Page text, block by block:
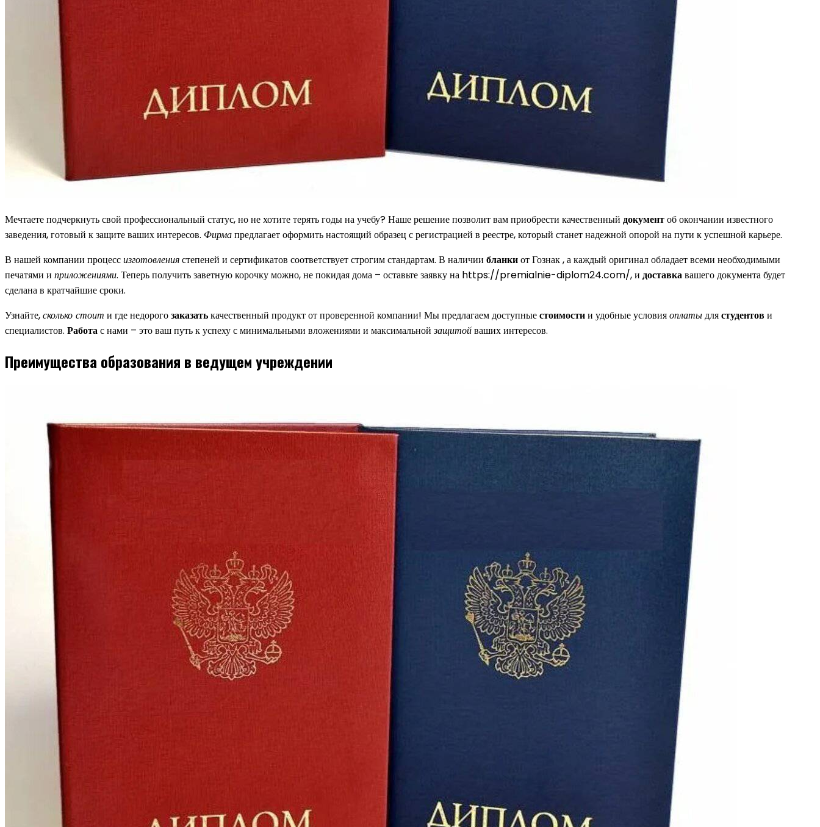
Мечтаете подчеркнуть свой профессиональный статус, но не хотите терять годы на учебу? Наше решение позволит вам приобрести качественный документоб окончании известного
заведения, готовый к защите ваших интересов. Фирмапредлагает оформить настоящий образец с регистрацией в реестре, который станет надежной опорой на пути к успешной карьере.
В нашей компании процессизготовлениястепеней и сертификатов соответствует строгим стандартам. В наличии бланкиот Гознак , а каждый оригинал обладает всеми необходимыми
печатями и приложениями. Теперь получить заветную корочку можно, не покидая дома – оставьте заявку на https://premialnie-diplom24.com/, и доставкавашего документа будет
сделана в кратчайшие сроки.
Узнайте,сколько стоит и где недорогозаказатькачественный продукт от проверенной компании! Мы предлагаем доступныестоимостии удобные условияоплатыдлястудентови
специалистов. Работас нами – это ваш путь к успеху с минимальными вложениями и максимальнойзащитойваших интересов.
Преимущества образования в ведущем учреждении